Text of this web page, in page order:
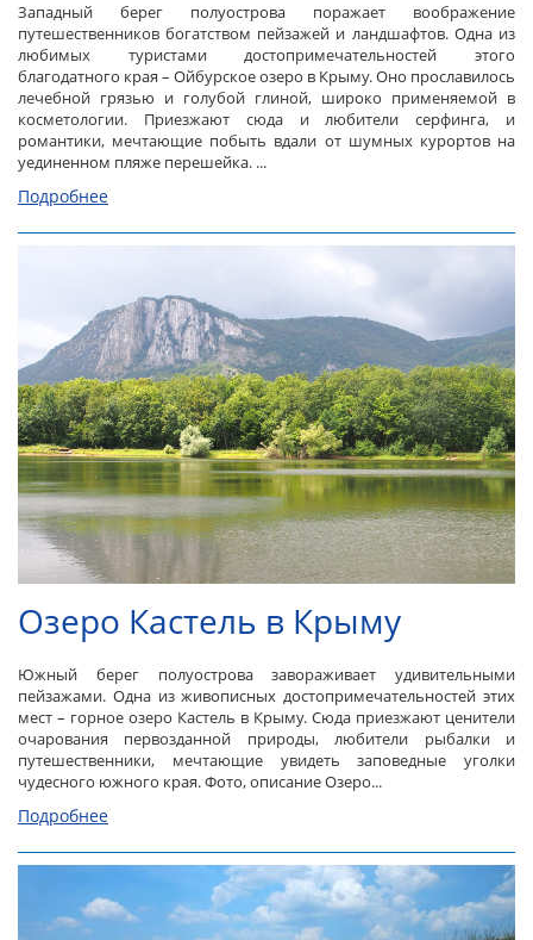
Западный берег полуострова поражает воображение
путешественников богатством пейзажей и ландшафтов. Одна из
любимых туристами достопримечательностей этого
благодатного края – Ойбурское озеро в Крыму. Оно прославилось
лечебной грязью и голубой глиной, широко применяемой в
косметологии. Приезжают сюда и любители серфинга, и
романтики, мечтающие побыть вдали от шумных курортов на
уединенном пляже перешейка. ...
Подробнее
Озеро Кастель в Крыму
Южный берег полуострова завораживает удивительными
пейзажами. Одна из живописных достопримечательностей этих
мест – горное озеро Кастель в Крыму. Сюда приезжают ценители
очарования первозданной природы, любители рыбалки и
путешественники, мечтающие увидеть заповедные уголки
чудесного южного края. Фото, описание Озеро...
Подробнее